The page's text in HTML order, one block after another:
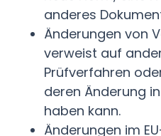
anderes
Änderungen von
verweist auf
Prüfverfahren
deren Änderung
haben kann.
Änderungen im